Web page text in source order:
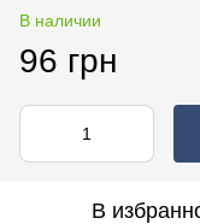
В наличии
96 грн
В